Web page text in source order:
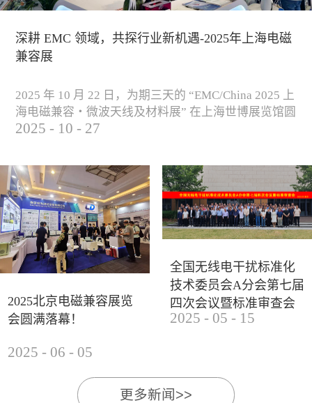
深耕 EMC 领域，共探行业新机遇-2025年上海电磁
兼容展
2025 年 10 月 22 日，为期三天的 “EMC/China 2025 上
海电磁兼容・微波天线及材料展” 在上海世博展览馆圆
满落下帷幕。作为电磁兼容领域的行业盛会，本届展
研讨及产品展示等多种形式，深入交流行业见解，踊
跃探索合作空间，为电磁兼容领域的高质量发展汇聚
了新动能。产品展示展会现场，公司展示了...
2025 - 10 - 27
2025北京电磁兼容展览
会圆满落幕！
2025 - 06 - 05
全国无线电干扰标准化
技术委员会A分会第七届
四次会议暨标准审查会
成功举办
2025 - 05 - 15
更多新闻>>